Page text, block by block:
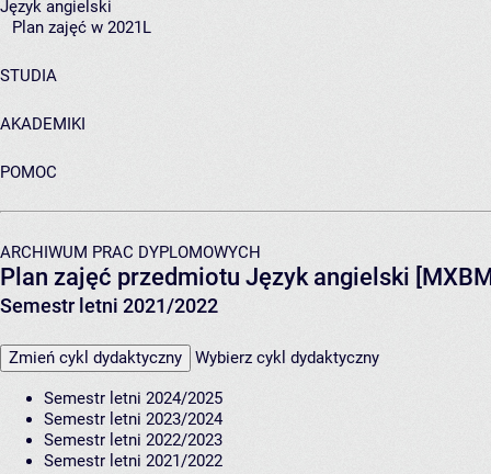
Język angielski
Plan zajęć w 2021L
STUDIA
AKADEMIKI
POMOC
ARCHIWUM PRAC DYPLOMOWYCH
Plan zajęć przedmiotu Język angielski
Semestr letni 2021/2022
Zmień cykl dydaktyczny Wybierz cykl dydaktyczny
Semestr letni 2024/2025
Semestr letni 2023/2024
Semestr letni 2022/2023
Semestr letni 2021/2022